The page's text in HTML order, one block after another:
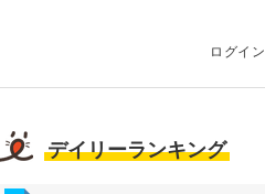
ログイン
デイリーランキング